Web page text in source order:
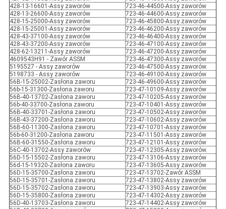
428-13-16601-Assy zaworów
723-46-44500-Assy zaworów
428-13-26600-Assy zaworów
723-46-44600-Assy zaworów
428-15-25000-Assy zaworów
723-46-45800-Assy zaworów
428-15-25001-Assy zaworów
723-46-46200-Assy zaworów
428-43-37100-Assy zaworów
723-46-46400-Assy zaworów
428-43-37200-Assy zaworów
723-46-47100-Assy zaworów
428-62-13211-Assy zaworów
723-46-47200-Assy zaworów
4609543H91 - Zawór ASSM
723-46-47300-Assy zaworów
5195527 - Assy zaworów
723-46-47500-Assy zaworów.
5198733 - Assy zaworów
723-46-49100-Assy zaworów
56B-15-25002-Zasłona zaworu
723-46-49600-Assy zaworów
56b-15-31300-Zasłona zaworu
723-47-10109-Assy zaworów
56B-40-13702-Zasłona zaworu
723-47-10205-Assy zaworów
56b-40-33700-Zasłona zaworu
723-47-10401-Assy zaworów
56B-40-33701-Zasłona zaworu
723-47-10502-Assy zaworów
56B-43-37200-Zasłona zaworu
723-47-10602-Assy zaworów
56B-60-11300-Zasłona zaworu
723-47-10701-Assy zaworów
56b-60-31200-Zasłona zaworu
723-47-11501-Assy zaworów
56B-60-31550-Zasłona zaworu
723-47-12101-Assy zaworów
56C-40-13702-Assy zaworów
723-47-12305-Assy zaworów.
56D-15-15502-Zasłona zaworu
723-47-13106-Assy zaworów
56d-15-19320-Zasłona zaworu
723-47-13605-Assy zaworów
56D-15-35700-Zasłona zaworu
723-47-13702-Zawór ASSM
56D-15-35701-Zasłona zaworu
723-47-13802-Assy zaworów
56D-15-35702-Zasłona zaworu
723-47-13903-Assy zaworów.
56D-15-35800-Zasłona zaworu
723-47-14302-Assy zaworów
56D-40-13703-Zasłona zaworu
723-47-14402-Assy zaworów